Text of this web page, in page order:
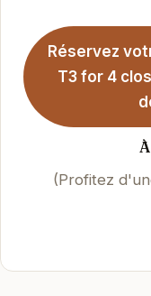
Réservez
T3 for 4
(Profitez